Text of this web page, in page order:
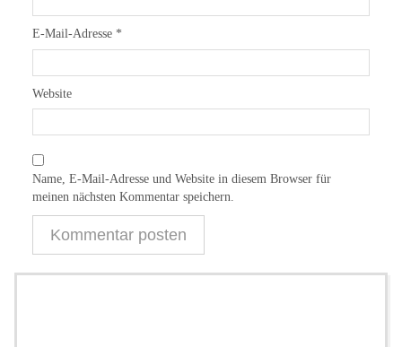
E-Mail-Adresse *
Website
Name, E-Mail-Adresse und Website in diesem Browser für
meinen nächsten Kommentar speichern.